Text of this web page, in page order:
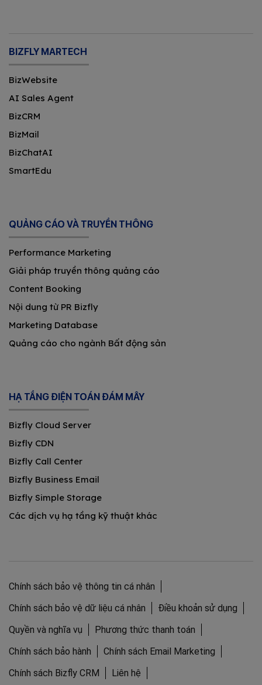
BIZFLY MARTECH
BizWebsite
AI Sales Agent
BizCRM
BizMail
BizChatAI
SmartEdu
QUẢNG CÁO VÀ TRUYỀN THÔNG
Performance Marketing
Giải pháp truyền thông quảng cáo
Content Booking
Nội dung từ PR Bizfly
Marketing Database
Quảng cáo cho ngành Bất động sản
HẠ TẦNG ĐIỆN TOÁN ĐÁM MÂY
Bizfly Cloud Server
Bizfly CDN
Bizfly Call Center
Bizfly Business Email
Bizfly Simple Storage
Các dịch vụ hạ tầng kỹ thuật khác
Chính sách bảo vệ thông tin cá nhân
Chính sách bảo vệ dữ liệu cá nhân
Điều khoản sử dụng
Quyền và nghĩa vụ
Phương thức thanh toán
Chính sách bảo hành
Chính sách Email Marketing
Chính sách Bizfly CRM
Liên hệ